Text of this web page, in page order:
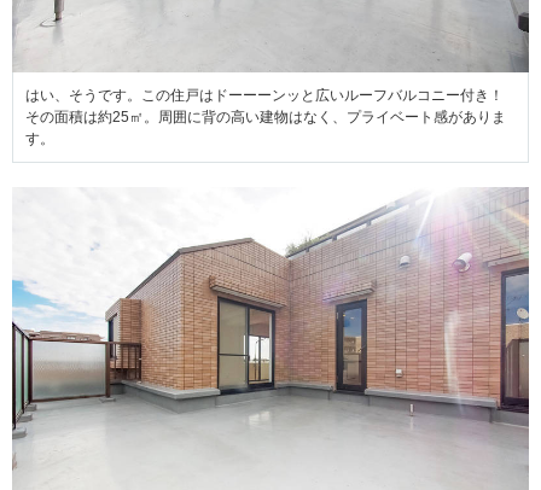
はい、そうです。この住戸はドーーーンッと広いルーフバルコニー付き！
その面積は約25㎡。周囲に背の高い建物はなく、プライベート感がありま
す。